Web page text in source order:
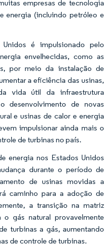
empresas de tecnologia
energia (incluindo petróleo e
é impulsionado pelo
envelhecidas, como as
por meio da instalação de
a eficiência das usinas,
vida útil da infraestrutura
desenvolvimento de novas
e usinas de calor e energia
impulsionar ainda mais o
de turbinas no país.
energia nos Estados Unidos
durante o período de
de usinas movidas a
caminho para a adoção de
a transição na matriz
gás natural provavelmente
turbinas a gás, aumentando
de controle de turbinas.